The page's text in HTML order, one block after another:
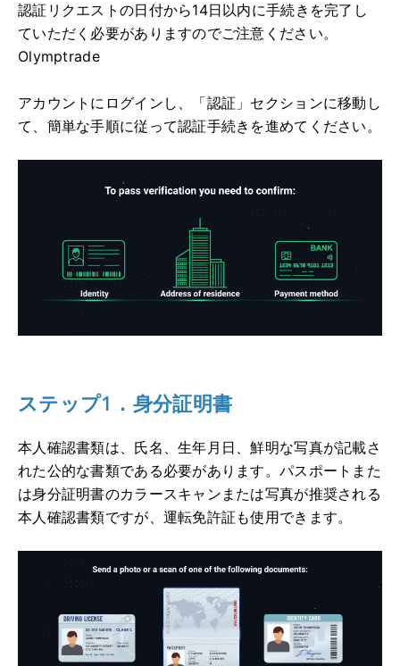
認証リクエストの日付から14日以内に手続きを完了し
ていただく必要がありますのでご注意ください。
Olymptrade
アカウントにログインし、「認証」セクションに移動し
て、簡単な手順に従って認証手続きを進めてください。
ステップ1．身分証明書
本人確認書類は、氏名、生年月日、鮮明な写真が記載さ
れた公的な書類である必要があります。パスポートまた
は身分証明書のカラースキャンまたは写真が推奨される
本人確認書類ですが、運転免許証も使用できます。